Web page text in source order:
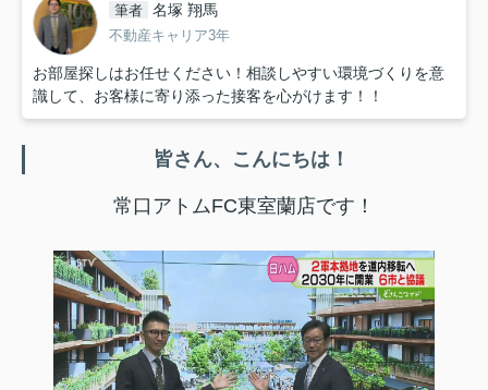
筆者 名塚 翔馬
不動産キャリア3年
お部屋探しはお任せください！相談しやすい環境づくりを意
識して、お客様に寄り添った接客を心がけます！！
皆さん、こんにちは！
常口アトムFC東室蘭店です！